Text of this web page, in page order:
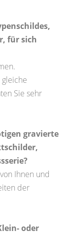
für sich
Sie sehr
gravierte
Ihnen und
der
oder